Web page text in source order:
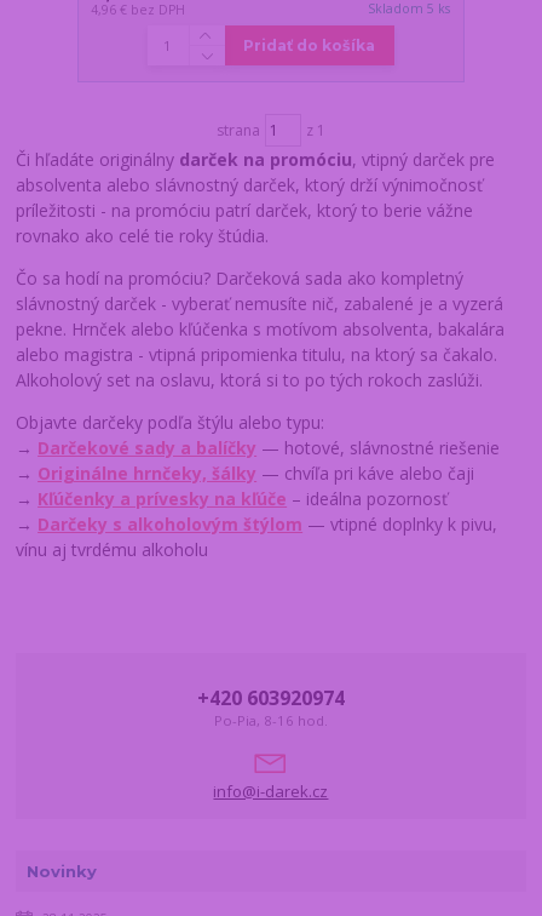
4,96 € bez DPH Skladom 5 ks
Pridať do košíka
strana z 1
Či hľadáte originálny darček na promóciu, vtipný darček pre
absolventa alebo slávnostný darček, ktorý drží výnimočnosť
príležitosti - na promóciu patrí darček, ktorý to berie vážne
rovnako ako celé tie roky štúdia.
Čo sa hodí na promóciu? Darčeková sada ako kompletný
slávnostný darček - vyberať nemusíte nič, zabalené je a vyzerá
pekne. Hrnček alebo kľúčenka s motívom absolventa, bakalára
alebo magistra - vtipná pripomienka titulu, na ktorý sa čakalo.
Alkoholový set na oslavu, ktorá si to po tých rokoch zaslúži.
Objavte darčeky podľa štýlu alebo typu:
→ Darčekové sady a balíčky — hotové, slávnostné riešenie
→ Originálne hrnčeky, šálky — chvíľa pri káve alebo čaji
→ Kľúčenky a prívesky na kľúče – ideálna pozornosť
→ Darčeky s alkoholovým štýlom — vtipné doplnky k pivu,
vínu aj tvrdému alkoholu
+420 603920974
Po-Pia, 8-16 hod.
info@i-darek.cz
Novinky